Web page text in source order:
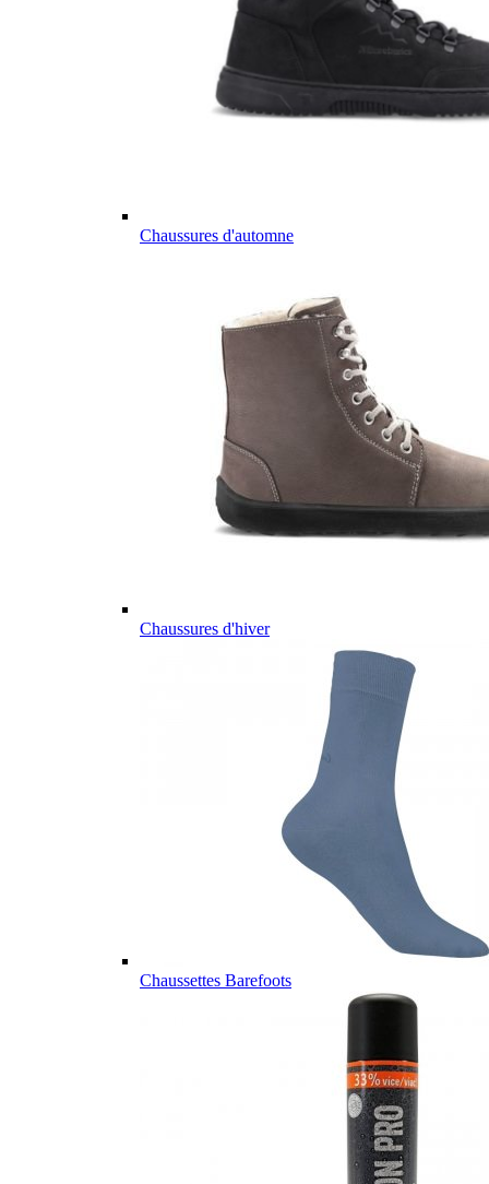
Chaussures d'automne
Chaussures d'hiver
Chaussettes Barefoots